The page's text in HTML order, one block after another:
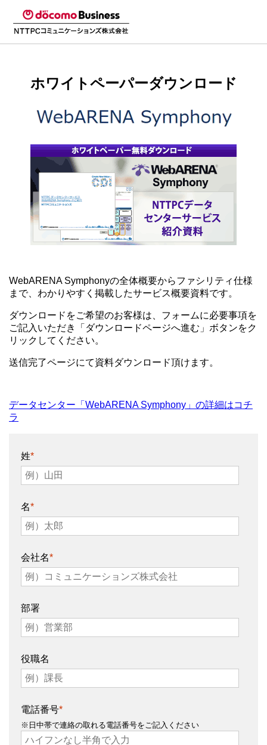
ホワイトペーパーダウンロード
WebARENA Symphonyの全体概要からファシリティ仕様
まで、わかりやすく掲載したサービス概要資料です。
ダウンロードをご希望のお客様は、 フォームに必要事項を
ご記入いただき
「ダウンロードページへ進む」ボタンをク
リックしてください。
送信完了ページにて資料ダウンロード頂けます。
データセンター「WebARENA Symphony」の詳細はコチ
ラ
姓*
名*
会社名*
部署
役職名
電話番号*
※日中帯で連絡の取れる電話番号をご記入ください